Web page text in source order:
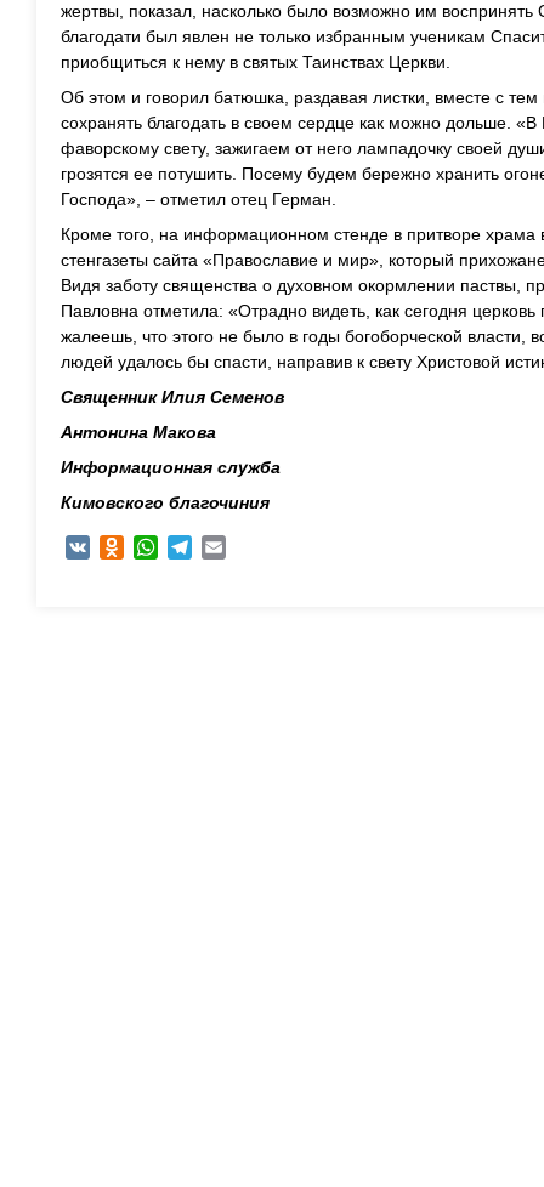
жертвы, показал, насколько было возможно им
благодати был явлен не только избранным ученикам
приобщиться к нему в святых Таинствах Церкви.
Об этом и говорил батюшка, раздавая листки, вместе с
сохранять благодать в своем сердце как можно дольше.
фаворскому свету, зажигаем от него лампадочку своей
грозятся ее потушить. Посему будем бережно хранить
Господа», – отметил отец Герман.
Кроме того, на информационном стенде в притворе храма
стенгазеты сайта «Православие и мир», который
Видя заботу священства о духовном окормлении паствы,
Павловна отметила: «Отрадно видеть, как сегодня
жалеешь, что этого не было в годы богоборческой власти,
людей удалось бы спасти, направив к свету Христовой
Священник Илия Семенов
Антонина Макова
Информационная служба
Кимовского благочиния
VK Odnoklassniki
WhatsAppTelegram